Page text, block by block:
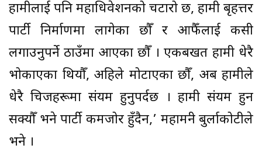
हामीलाई पनि महाधिवेशनको चटारो छ, हामी बृहत्तर
पार्टी निर्माणमा लागेका छौँ र आफैँलाई कसी
लगाउनुपर्ने ठाउँमा आएका छौँ । एकबखत हामी धेरै
भोकाएका थियौँ, अहिले मोटाएका छौँ, अब हामीले
धेरै चिजहरूमा संयम हुनुपर्दछ । हामी संयम हुन
सक्यौँ भने पार्टी कमजोर हुँदैन,’ महामन्त्री बुर्लाकोटीले
भने ।